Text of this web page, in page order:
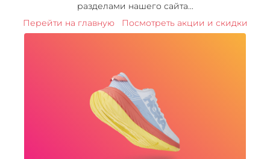
разделами нашего сайта...
Перейти на главную
Посмотреть акции и скидки